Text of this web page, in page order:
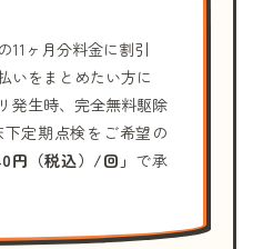
11ヶ月分料金に割引
いをまとめたい方に
発生時、完全無料駆除
定期点検をご希望の
円（税込）/回」 で承